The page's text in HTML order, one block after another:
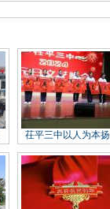
茌平三中以人为本